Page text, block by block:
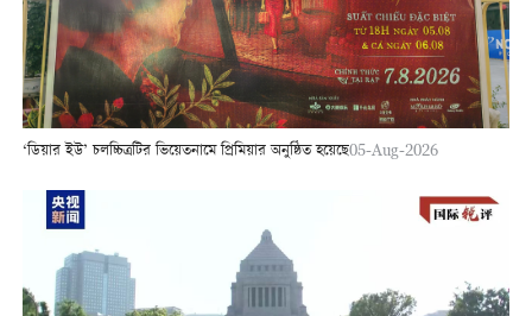
‘ডিয়ার ইউ’ চলচ্চিত্রটির ভিয়েতনামে প্রিমিয়ার অনুষ্ঠিত হয়েছে05-Aug-2026